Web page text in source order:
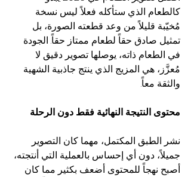
كالطعام الذي ستأكله فعلاً. ليس نسخة
مُخيّبة قليلاً من وعد قطعته الصورة، بل
تمثيل صادق حقاً لطعام ممتاز حقاً. الجودة
في الطعام ذاته، يوصلها تصوير دقيق لا
مُعزَّز، هي المزيج الذي ينتج جاذبية الشهية
والثقة معاً.
محتوى النتيجة النهائية فقط دون الرحلة
نشر الطبق المكتمل، مهما كان التصوير
جميلاً، دون أي إحساس بالعملية التي أنتجته،
أصبح نهجاً للمحتوى أضعف بكثير مما كان